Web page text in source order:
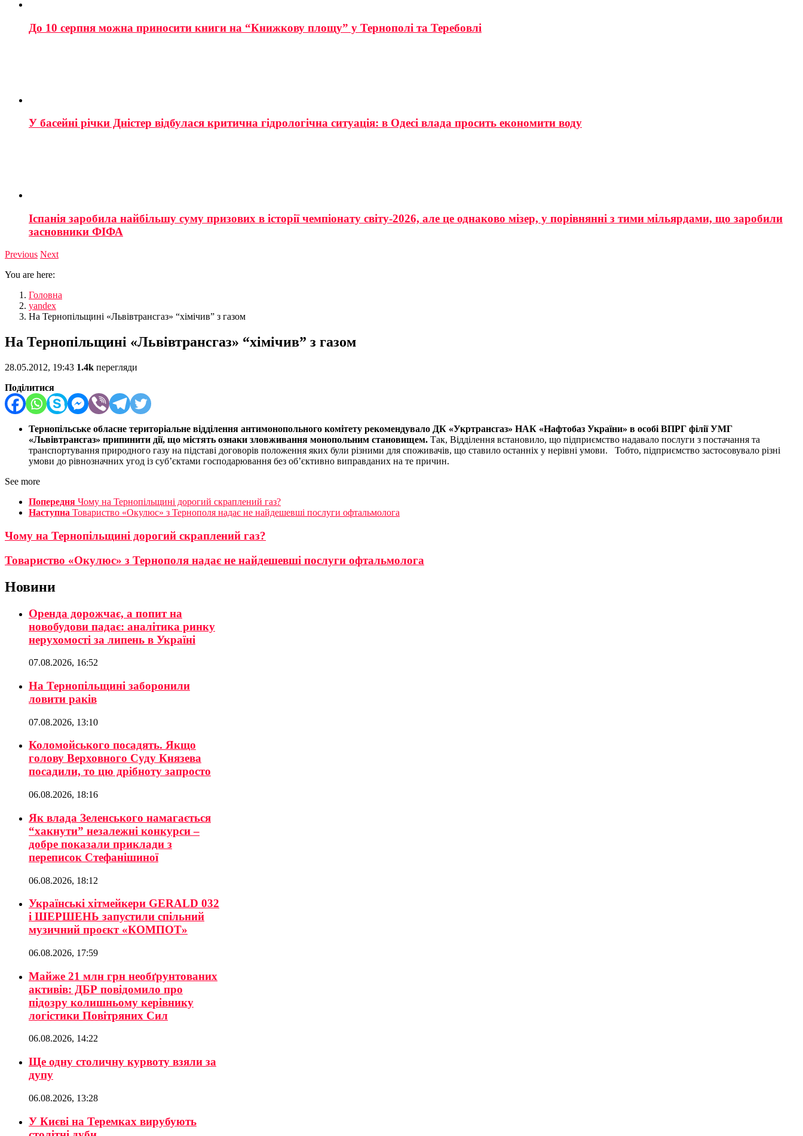
До 10 серпня можна приносити книги на “Книжкову площу” у Тернополі та Теребовлі
У басейні річки Дністер відбулася критична гідрологічна ситуація: в Одесі влада просить економити воду
Іспанія заробила найбільшу суму призових в історії чемпіонату світу-2026, але це однаково мізер, у порівнянні з тими мільярдами, що заробили
засновники ФІФА
Previous Next
You are here:
Головна
yandex
На Тернопільщині «Львівтрансгаз» “хімічив” з газом
На Тернопільщині «Львівтрансгаз» “хімічив” з газом
28.05.2012, 19:43 1.4k перегляди
Поділитися
Тернопільське обласне територіальне відділення антимонопольного комітету рекомендувало ДК «Укртрансгаз» НАК «Нафтобаз України» в особі ВПРГ філії УМГ
«Львівтрансгаз» припинити дії, що містять ознаки зловживання монопольним становищем. Так, Відділення встановило, що підприємство надавало послуги з постачання та
транспортування природного газу на підставі договорів положення яких були різними для споживачів, що ставило останніх у нерівні умови. Тобто, підприємство застосовувало різні
умови до рівнозначних угод із суб’єктами господарювання без об’єктивно виправданих на те причин.
See more
Попередня Чому на Тернопільщині дорогий скраплений газ?
Наступна Товариство «Окулюс» з Тернополя надає не найдешевші послуги офтальмолога
Чому на Тернопільщині дорогий скраплений газ?
Товариство «Окулюс» з Тернополя надає не найдешевші послуги офтальмолога
Новини
Оренда дорожчає, а попит на
новобудови падає: аналітика ринку
нерухомості за липень в Україні
07.08.2026, 16:52
На Тернопільщині заборонили
ловити раків
07.08.2026, 13:10
Коломойського посадять. Якщо
голову Верховного Суду Князева
посадили, то цю дрібноту запросто
06.08.2026, 18:16
Як влада Зеленського намагається
“хакнути” незалежні конкурси –
добре показали приклади з
переписок Стефанішиної
06.08.2026, 18:12
Українські хітмейкери GERALD 032
і ШЕРШЕНЬ запустили спільний
музичний проєкт «КОМПОТ»
06.08.2026, 17:59
Майже 21 млн грн необґрунтованих
активів: ДБР повідомило про
підозру колишньому керівнику
логістики Повітряних Сил
06.08.2026, 14:22
Ще одну столичну курвоту взяли за
дупу
06.08.2026, 13:28
У Києві на Теремках вирубують